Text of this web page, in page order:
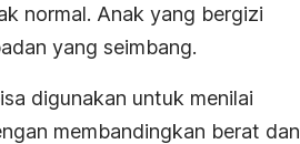
normal. Anak yang bergizi
yang seimbang.
digunakan untuk menilai
membandingkan berat dan